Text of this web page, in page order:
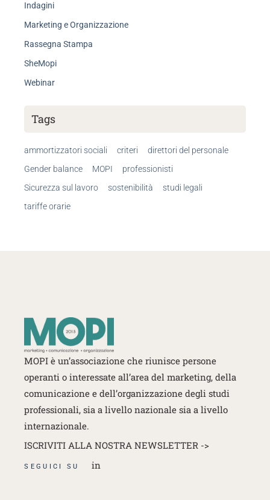
Indagini
Marketing e Organizzazione
Rassegna Stampa
SheMopi
Webinar
Tags
ammortizzatori sociali criteri
direttori del personale
Gender balance
MOPI
professionisti
Sicurezza sul lavoro
sostenibilità
studi legali
tariffe orarie
MOPI è un’associazione che riunisce persone
operanti o interessate all’area del marketing, della
comunicazione e dell’organizzazione degli studi
professionali, sia a livello nazionale sia a livello
internazionale.
ISCRIVITI ALLA NOSTRA NEWSLETTER ->
SEGUICI SU in